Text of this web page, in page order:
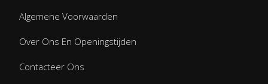
Algemene Voorwaarden
Over Ons En Openingstijden
Contacteer Ons